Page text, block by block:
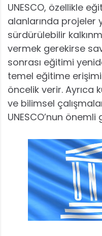
UNESCO, özellikle
alanlarında projeler
sürdürülebilir
vermek gerekirse
sonrası eğitimi
temel eğitime
öncelik verir. Ayrıca
ve bilimsel
UNESCO’nun